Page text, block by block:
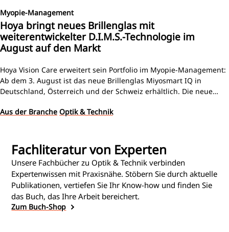
Myopie-Management
Hoya bringt neues Brillenglas mit
weiterentwickelter D.I.M.S.-Technologie im
August auf den Markt
Hoya Vision Care erweitert sein Portfolio im Myopie-Management:
Ab dem 3. August ist das neue Brillenglas Miyosmart IQ in
Deutschland, Österreich und der Schweiz erhältlich. Die neue
Myopieprogression weiter verbessern. Klinische Daten, die auf
Aus der Branche Optik & Technik
Fachliteratur von Experten
Zum Buch-Shop
Unsere Fachbücher zu Optik & Technik verbinden
Expertenwissen mit Praxisnähe. Stöbern Sie durch aktuelle
Publikationen, vertiefen Sie Ihr Know-how und finden Sie
das Buch, das Ihre Arbeit bereichert.